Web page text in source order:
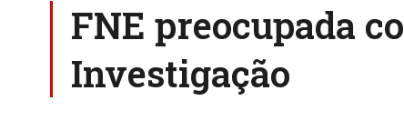
FNE preocupada
Investigação